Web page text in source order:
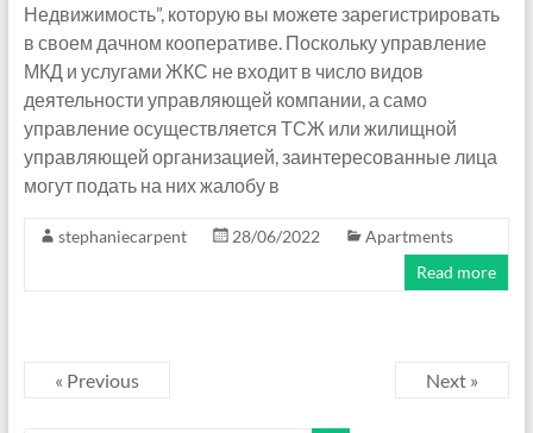
social
and
tournament
players
Недвижимость”, которую вы можете зарегистрировать
в своем дачном кооперативе. Поскольку управление
МКД и услугами ЖКС не входит в число видов
деятельности управляющей компании, а само
управление осуществляется ТСЖ или жилищной
управляющей организацией, заинтересованные лица
могут подать на них жалобу в
stephaniecarpent 28/06/2022
Apartments
Read more
« Previous Next »